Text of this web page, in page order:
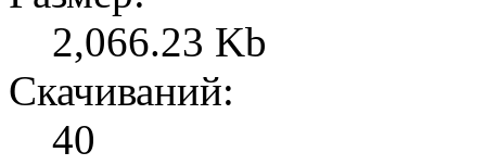
2,066.23 Kb
Скачиваний:
40